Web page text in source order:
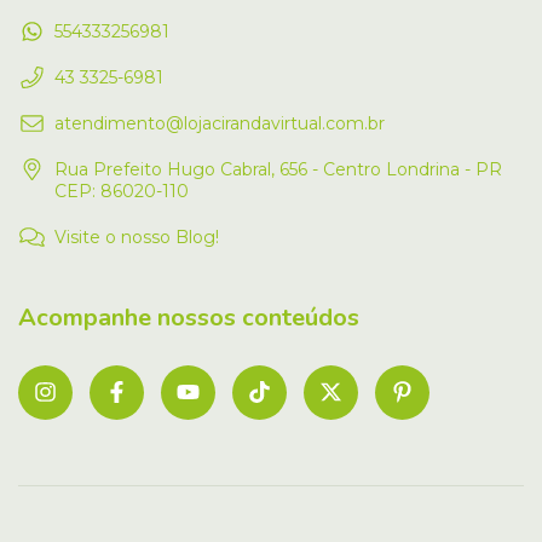
554333256981
43 3325-6981
atendimento@lojacirandavirtual.com.br
Rua Prefeito Hugo Cabral, 656 - Centro Londrina - PR
CEP: 86020-110
Visite o nosso Blog!
Acompanhe nossos conteúdos